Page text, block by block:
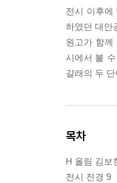
전시 이후에
하였던 대안
원고가 함께
시에서 볼
갈래의 두
목차
H 올림 김보
전시 전경 9